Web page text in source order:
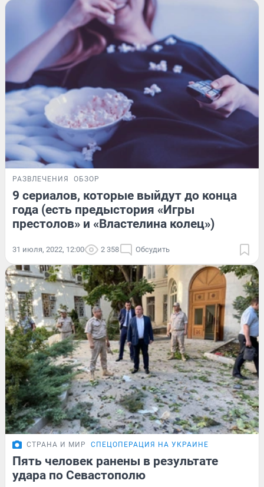
РАЗВЛЕЧЕНИЯ ОБЗОР
9 сериалов, которые выйдут до конца
года (есть предыстория «Игры
престолов» и «Властелина колец»)
31 июля, 2022, 12:00 2 358 Обсудить
СТРАНА И МИР СПЕЦОПЕРАЦИЯ НА УКРАИНЕ
Пять человек ранены в результате
удара по Севастополю